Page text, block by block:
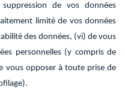
de vos données
limité de vos données
des données, (vi) de vous
personnelles (y compris de
vous opposer à toute prise de